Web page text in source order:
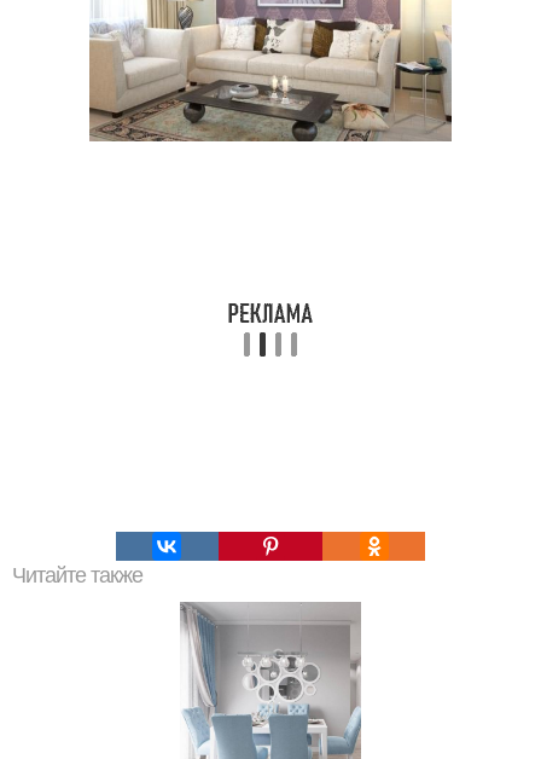
Читайте также